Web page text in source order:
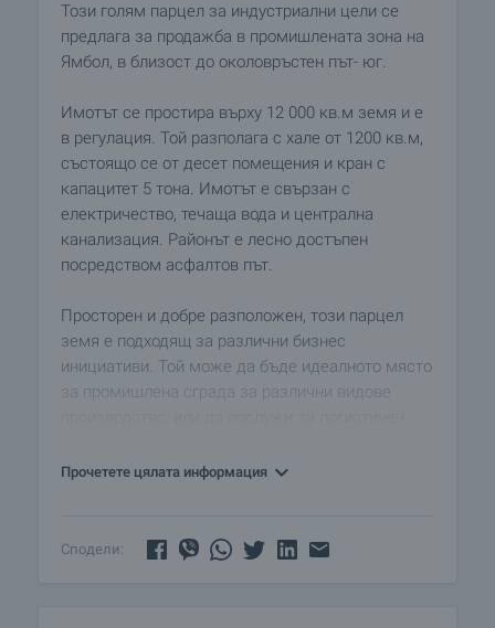
Този голям парцел за индустриални цели се
предлага за продажба в промишлената зона на
Ямбол, в близост до околовръстен път- юг.
Имотът се простира върху 12 000 кв.м земя и е
в регулация. Той разполага с хале от 1200 кв.м,
състоящо се от десет помещения и кран с
капацитет 5 тона. Имотът е свързан с
електричество, течаща вода и централна
канализация. Районът е лесно достъпен
посредством асфалтов път.
Просторен и добре разположен, този парцел
земя е подходящ за различни бизнес
инициативи. Той може да бъде идеалното място
за промишлена сграда за различни видове
всички удобства, които биха били нужни.
Прочетете цялата информация
Сподели: